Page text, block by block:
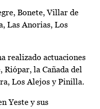
Bonete, Villar de
Las Anorias, Los
realizado actuaciones
Riópar, la Cañada del
Los Alejos y Pinilla.
Yeste y sus